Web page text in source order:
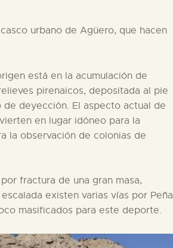
urbano de Agüero, que hacen
está en la acumulación de
pirenaicos, depositada al pie
deyección. El aspecto actual de
en lugar idóneo para la
la observación de colonias de
fractura de una gran masa,
existen varias vías por Peña
masificados para este deporte.